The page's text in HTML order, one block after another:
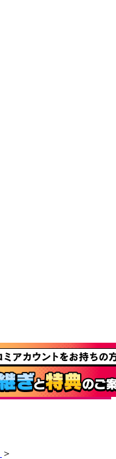
＞